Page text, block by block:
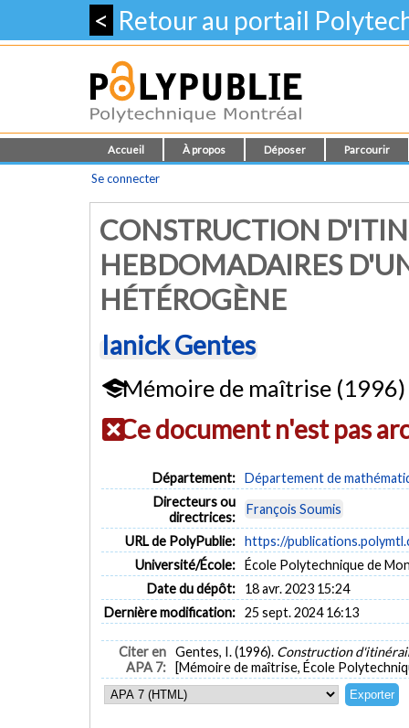
< Retour au portail
Accueil À propos Déposer Parcourir
Se connecter
CONSTRUCTION
HEBDOMADAIRES
HÉTÉROGÈNE
Ianick Gentes
Mémoire de maîtrise (1996)
Ce document n'est pas
Département: Département de
Directeurs ou
directrices:
François Soumis
URL de PolyPublie: https://
Université/École: École Polytechnique de
Date du dépôt:
18 avr. 2023 15:24
Dernière modification: 25 sept. 2024 16:13
Citer en
APA 7:
Gentes, I. (1996). Construction
[Mémoire de maîtrise, École